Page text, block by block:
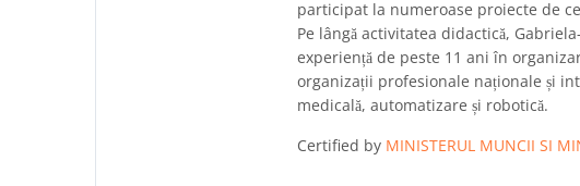
participat la numeroase proiecte de
Pe lângă activitatea didactică,
experiență de peste 11 ani în
organizații profesionale naționale și
medicală, automatizare și robotică.
Certified by MINISTERUL MUNCII SI